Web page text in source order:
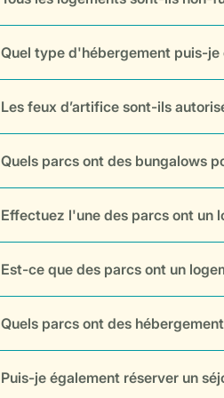
Quel type d'hébergement puis-je
Les feux d’artifice sont-ils
Quels parcs ont des bungalows
Effectuez l'une des parcs ont un
Est-ce que des parcs ont un
Quels parcs ont des
Puis-je également réserver un